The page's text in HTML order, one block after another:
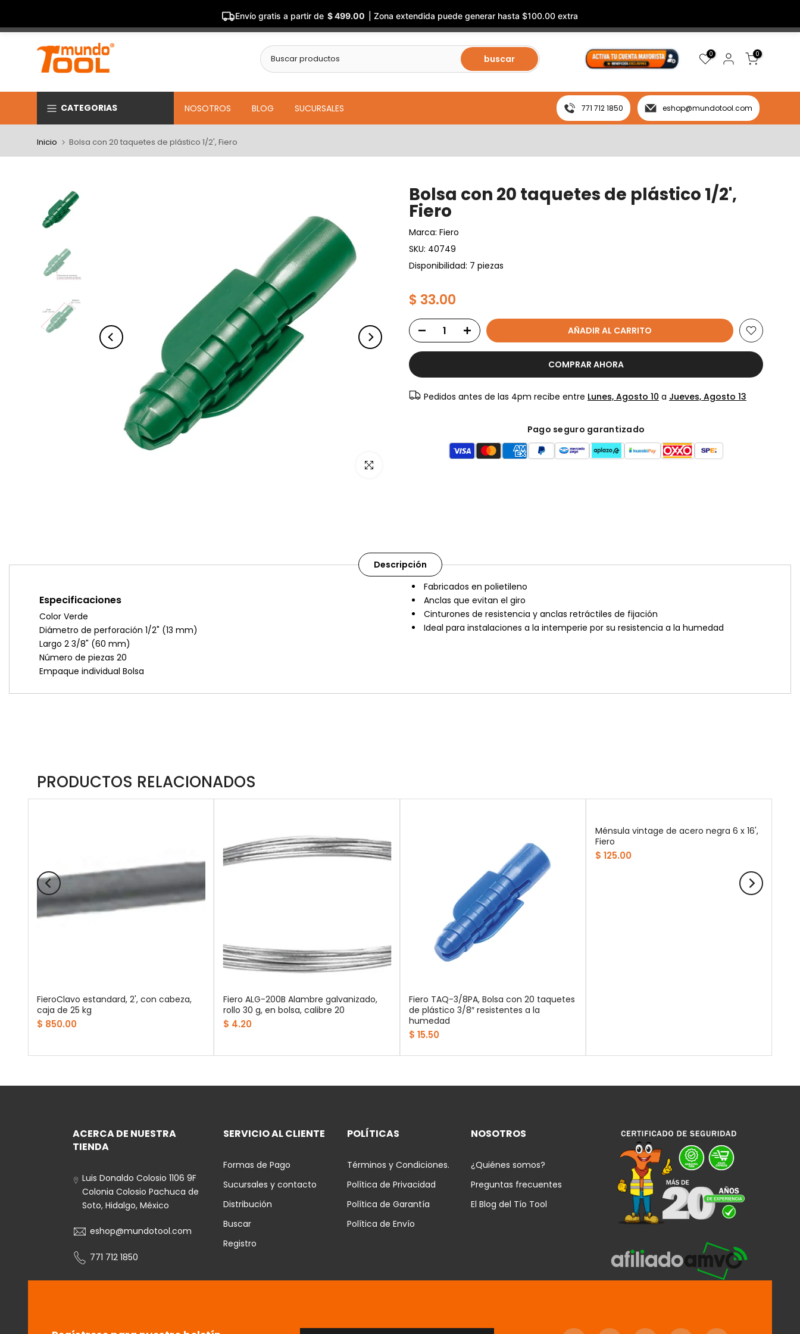
Envío gratis a partir de $ 499.00 | Zona extendida puede generar hasta $100.00 extra
contenido
buscar 0 0
CATEGORIAS NOSOTROS BLOG SUCURSALES 771 712 1850 eshop@mundotool.com
Inicio Bolsa con 20 taquetes de plástico 1/2', Fiero
Haz clic para ampliar
Bolsa con 20 taquetes de plástico 1/2',
Fiero
Marca: Fiero
SKU: 40749
Disponibilidad: 7 piezas
$ 33.00
AÑADIR AL CARRITO
COMPRAR AHORA
Pedidos antes de las 4pm recibe entre Lunes, Agosto 10 a Jueves, Agosto 13
Pago seguro garantizado
Descripción
Especificaciones
Color Verde
Diámetro de perforación 1/2" (13 mm)
Largo 2 3/8" (60 mm)
Número de piezas 20
Empaque individual Bolsa
Fabricados en polietileno
Anclas que evitan el giro
Cinturones de resistencia y anclas retráctiles de fijación
Ideal para instalaciones a la intemperie por su resistencia a la humedad
PRODUCTOS RELACIONADOS
FieroClavo estandard, 2', con cabeza,
caja de 25 kg
$ 850.00
Fiero ALG-200B Alambre galvanizado,
rollo 30 g, en bolsa, calibre 20
$ 4.20
Fiero TAQ-3/8PA, Bolsa con 20 taquetes
de plástico 3/8″ resistentes a la
humedad
$ 15.50
Ménsula vintage de acero negra 6 x 16',
Fiero
$ 125.00
ACERCA DE NUESTRA
TIENDA
Luis Donaldo Colosio 1106 9F
Colonia Colosio Pachuca de
Soto, Hidalgo, México
eshop@mundotool.com
771 712 1850
SERVICIO AL CLIENTE
Formas de Pago
Sucursales y contacto
Distribución
Buscar
Registro
POLÍTICAS
Términos y Condiciones.
Política de Privacidad
Política de Garantía
Política de Envío
NOSOTROS
¿Quiénes somos?
Preguntas frecuentes
El Blog del Tío Tool